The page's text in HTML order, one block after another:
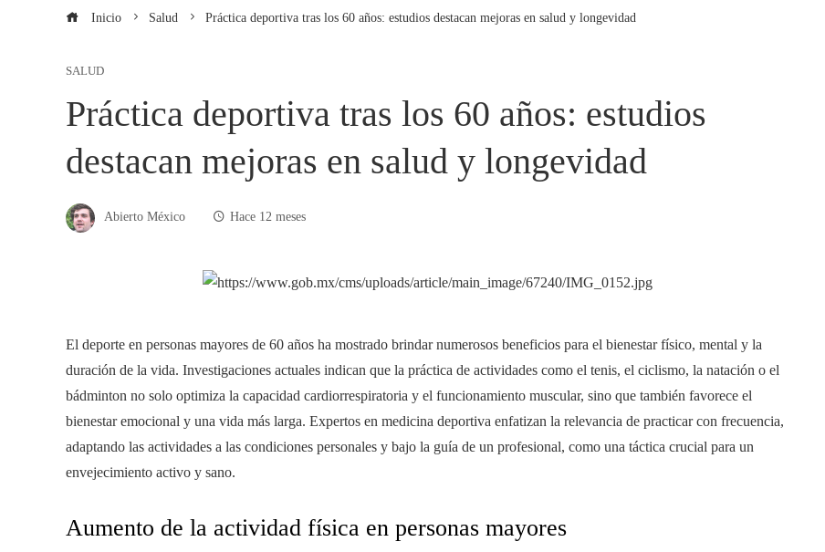
Inicio Salud Práctica deportiva tras los 60 años: estudios destacan mejoras en salud y longevidad
SALUD
Práctica deportiva tras los 60 años: estudios
destacan mejoras en salud y longevidad
Abierto México Hace 12 meses
El deporte en personas mayores de 60 años ha mostrado brindar numerosos beneficios para el bienestar físico, mental y la
duración de la vida. Investigaciones actuales indican que la práctica de actividades como el tenis, el ciclismo, la natación o el
bádminton no solo optimiza la capacidad cardiorrespiratoria y el funcionamiento muscular, sino que también favorece el
bienestar emocional y una vida más larga. Expertos en medicina deportiva enfatizan la relevancia de practicar con frecuencia,
adaptando las actividades a las condiciones personales y bajo la guía de un profesional, como una táctica crucial para un
envejecimiento activo y sano.
Aumento de la actividad física en personas mayores